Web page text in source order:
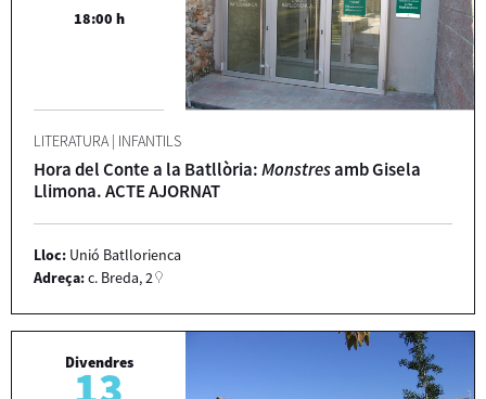
18:00 h
LITERATURA | INFANTILS
Hora del Conte a la Batllòria:Monstresamb Gisela
Llimona. ACTE AJORNAT
Lloc: Unió Batllorienca
Adreça:c. Breda, 2
Divendres